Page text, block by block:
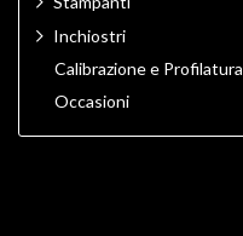
Inchiostri
Calibrazione e Profilatura
Occasioni